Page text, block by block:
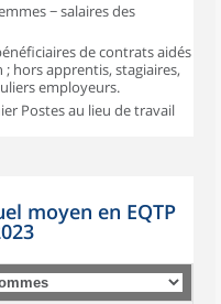
− salaires des
de contrats aidés
hors apprentis, stagiaires,
employeurs.
Postes au lieu de travail
moyen en EQTP